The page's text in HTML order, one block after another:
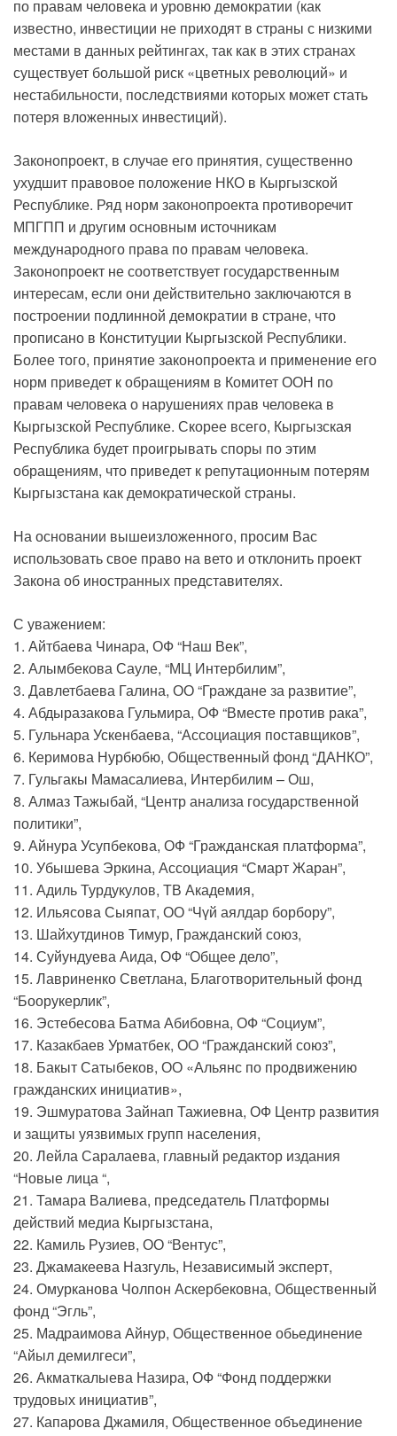
по правам человека и уровню демократии (как
известно, инвестиции не приходят в страны с низкими
местами в данных рейтингах, так как в этих странах
существует большой риск «цветных революций» и
нестабильности, последствиями которых может стать
потеря вложенных инвестиций).
Законопроект, в случае его принятия, существенно
ухудшит правовое положение НКО в Кыргызской
Республике. Ряд норм законопроекта противоречит
МПГПП и другим основным источникам
международного права по правам человека.
Законопроект не соответствует государственным
интересам, если они действительно заключаются в
построении подлинной демократии в стране, что
прописано в Конституции Кыргызской Республики.
Более того, принятие законопроекта и применение его
норм приведет к обращениям в Комитет ООН по
правам человека о нарушениях прав человека в
Кыргызской Республике. Скорее всего, Кыргызская
Республика будет проигрывать споры по этим
обращениям, что приведет к репутационным потерям
Кыргызстана как демократической страны.
На основании вышеизложенного, просим Вас
использовать свое право на вето и отклонить проект
Закона об иностранных представителях.
С уважением:
1. Айтбаева Чинара, ОФ “Наш Век”,
2. Алымбекова Сауле, “МЦ Интербилим”,
3. Давлетбаева Галина, ОО “Граждане за развитие”,
4. Абдыразакова Гульмира, ОФ “Вместе против рака”,
5. Гульнара Ускенбаева, “Ассоциация поставщиков”,
6. Керимова Нурбюбю, Общественный фонд “ДАНКО”,
7. Гульгакы Мамасалиева, Интербилим – Ош,
8. Алмаз Тажыбай, “Центр анализа государственной
политики”,
9. Айнура Усупбекова, ОФ “Гражданская платформа”,
10. Убышева Эркина, Ассоциация “Смарт Жаран”,
11. Адиль Турдукулов, ТВ Академия,
12. Ильясова Сыяпат, ОО “Чүй аялдар борбору”,
13. Шайхутдинов Тимур, Гражданский союз,
14. Суйундуева Аида, ОФ “Общее дело”,
15. Лавриненко Светлана, Благотворительный фонд
“Боорукерлик”,
16. Эстебесова Батма Абибовна, ОФ “Социум”,
17. Казакбаев Урматбек, ОО “Гражданский союз”,
18. Бакыт Сатыбеков, ОО «Альянс по продвижению
гражданских инициатив»,
19. Эшмуратова Зайнап Тажиевна, ОФ Центр развития
и защиты уязвимых групп населения,
20. Лейла Саралаева, главный редактор издания
“Новые лица “,
21. Тамара Валиева, председатель Платформы
действий медиа Кыргызстана,
22. Камиль Рузиев, ОО “Вентус”,
23. Джамакеева Назгуль, Независимый эксперт,
24. Омурканова Чолпон Аскербековна, Общественный
фонд “Эгль”,
25. Мадраимова Айнур, Общественное обьединение
“Айыл демилгеси”,
26. Акматкалыева Назира, ОФ “Фонд поддержки
трудовых инициатив”,
27. Капарова Джамиля, Общественное объединение